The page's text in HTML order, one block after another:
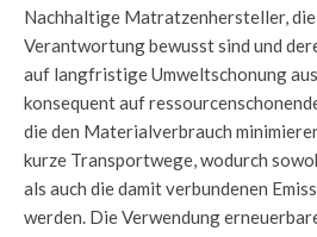
Nachhaltige Matratzenhersteller,
Verantwortung bewusst sind und
auf langfristige Umweltschonung
konsequent auf
die den Materialverbrauch
kurze Transportwege, wodurch
als auch die damit verbundenen
werden. Die Verwendung